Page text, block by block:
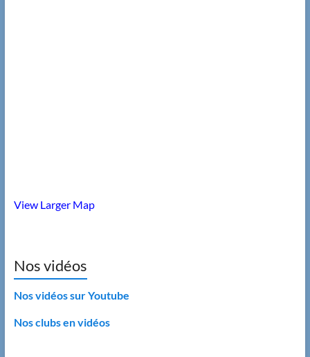
View Larger Map
Nos vidéos
Nos vidéos sur Youtube
Nos clubs en vidéos